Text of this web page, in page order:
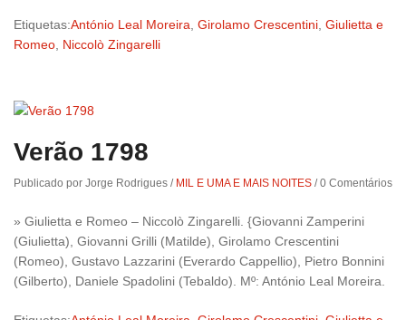
Etiquetas:António Leal Moreira Girolamo Crescentini Giulietta e
Romeo Niccolò Zingarelli
Verão 1798
Publicado por Jorge Rodrigues / MIL E UMA E MAIS NOITES /0 Comentários
» Giulietta e Romeo – Niccolò Zingarelli. {Giovanni Zamperini
(Giulietta), Giovanni Grilli (Matilde), Girolamo Crescentini
(Romeo), Gustavo Lazzarini (Everardo Cappellio), Pietro Bonnini
(Gilberto), Daniele Spadolini (Tebaldo). Mº: António Leal Moreira.